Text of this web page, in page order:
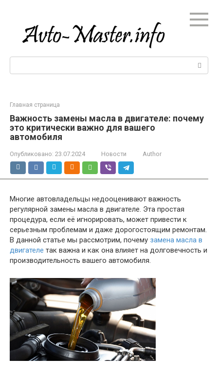
Главная страница
Важность замены масла в двигателе: почему
это критически важно для вашего
автомобиля
Опубликовано: 23.07.2024 Новости Author
Многие автовладельцы недооценивают важность
регулярной замены масла в двигателе. Эта простая
процедура, если её игнорировать, может привести к
серьезным проблемам и даже дорогостоящим ремонтам.
В данной статье мы рассмотрим, почему замена масла в
двигателе так важна и как она влияет на долговечность и
производительность вашего автомобиля.